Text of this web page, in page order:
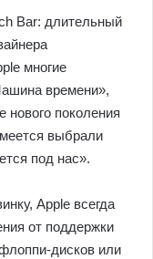
многие
времени»,
нового поколения
выбрали
под нас».
Apple всегда
от поддержки
дисков или